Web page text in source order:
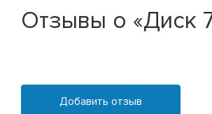
Отзывы о «Диск
Добавить отзыв